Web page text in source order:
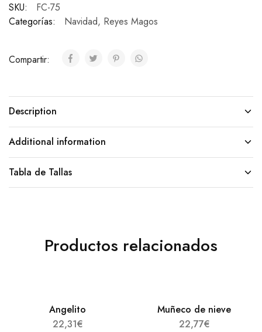
SKU:
FC-75
Categorías:
Navidad, Reyes Magos
Compartir:
Description
Additional information
Tabla de Tallas
Productos relacionados
Angelito
22,31€
Muñeco de nieve
22,77€